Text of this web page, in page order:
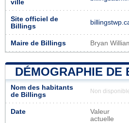
ville
Site officiel de
Billings
Maire de Billings Bryan
DÉMOGRAPHIE DE
Nom des habitants
de Billings
Non
Date
Valeur
actuelle